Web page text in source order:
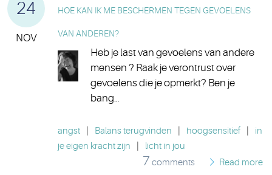
24
NOV
HOE KAN IK ME BESCHERMEN TEGEN GEVOELENS
VAN ANDEREN?
Heb je last van gevoelens van andere
mensen ? Raak je verontrust over
gevoelens die je opmerkt? Ben je
bang…
angst Balans terugvinden hoogsensitief
in
je eigen kracht zijn
licht in jou
7 comments Read more